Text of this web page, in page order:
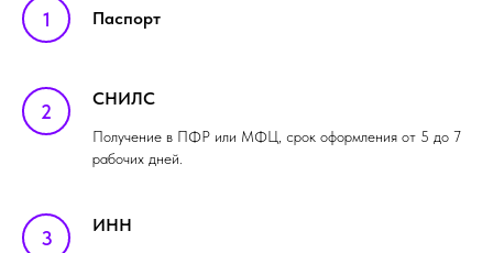
Паспорт
СНИЛС
Получение в ПФР или МФЦ, срок оформления от 5 до 7
рабочих дней.
ИНН